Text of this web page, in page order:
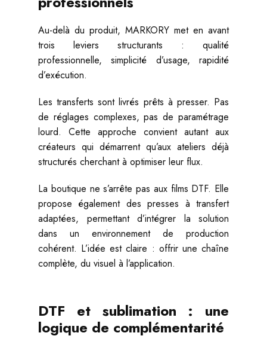
Au-delà du produit, MARKORY met en avant
trois leviers structurants : qualité
professionnelle, simplicité d’usage, rapidité
d’exécution.
Les transferts sont livrés prêts à presser. Pas
de réglages complexes, pas de paramétrage
lourd. Cette approche convient autant aux
créateurs qui démarrent qu’aux ateliers déjà
structurés cherchant à optimiser leur flux.
La boutique ne s’arrête pas aux films DTF. Elle
propose également des presses à transfert
adaptées, permettant d’intégrer la solution
dans un environnement de production
cohérent. L’idée est claire : offrir une chaîne
complète, du visuel à l’application.
DTF et sublimation : une
logique de complémentarité